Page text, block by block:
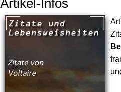
Artikel-Infos